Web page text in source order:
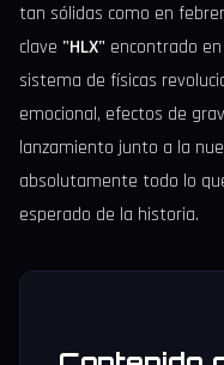
tan sólidas como en
clave "HLX" encontrado
sistema de físicas
emocional, efectos de
lanzamiento junto a la
absolutamente todo lo
esperado de la historia.